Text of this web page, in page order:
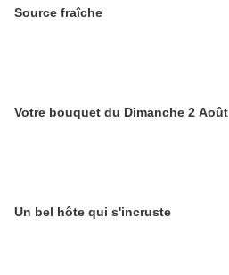
Source fraîche
Votre bouquet du Dimanche 2 Août
Un bel hôte qui s'incruste